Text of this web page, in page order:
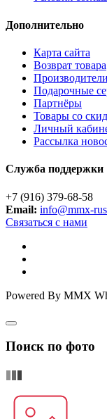
Дополнительно
Карта сайта
Возврат товара
Производители
Подарочные
Партнёры
Товары со
Личный
Рассылка
Служба поддержки
+7 (916) 379-68-58
Email: info@mmx-
Связаться с нами
Powered By MMX
Поиск по фото